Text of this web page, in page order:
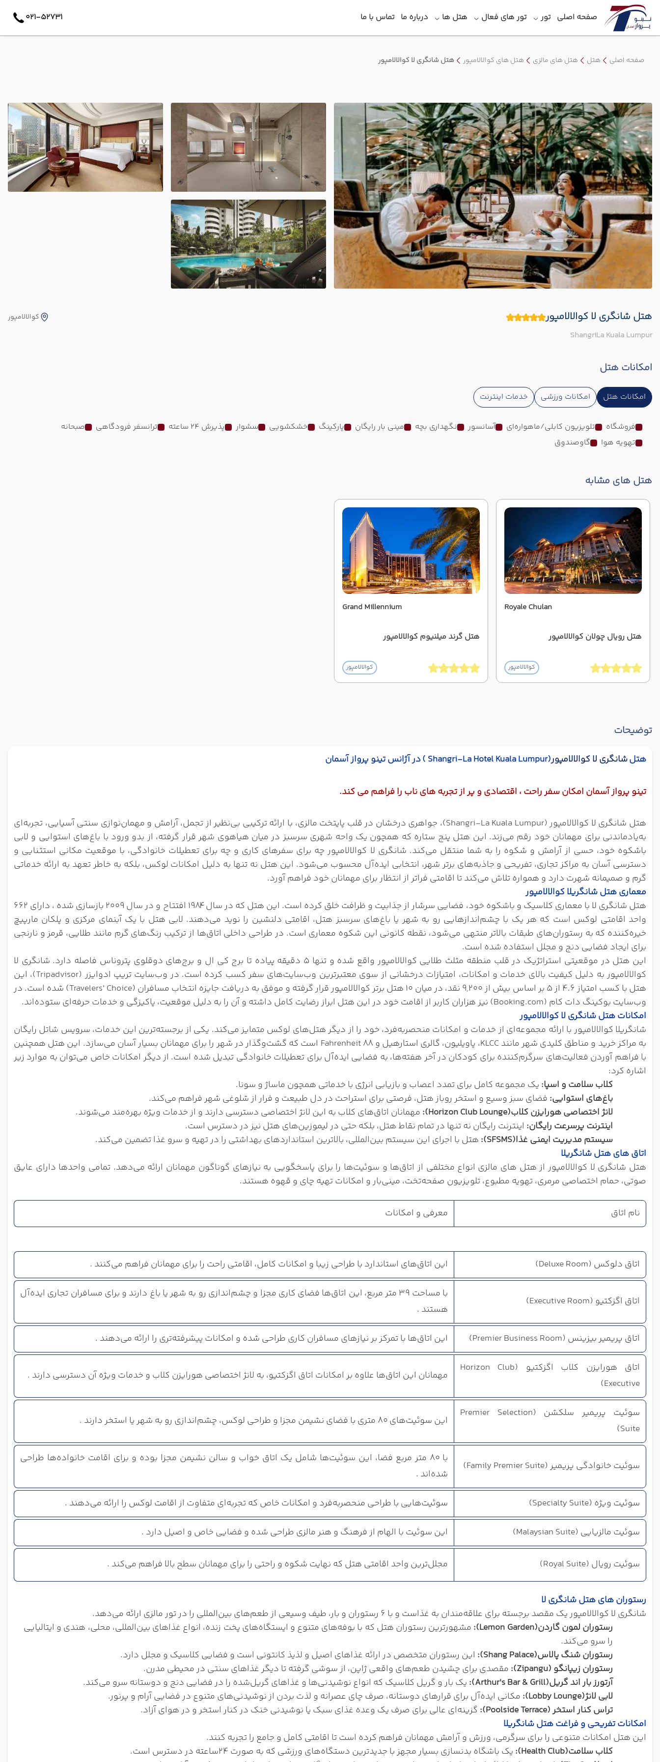
صفحه اصلی تور تور های فعال هتل‎ ها درباره ما تماس با ما 021-52731
صفحه اصلی هتل هتل های مالزی هتل های کوالالامپور هتل شانگری لا کوالالامپور
هتل شانگری لا کوالالامپور
ShangriLa Kuala Lumpur
کوالالامپور
امکانات هتل
امکانات هتل امکانات ورزشی خدمات اینترنت
فروشگاه تلویزیون کابلی/ماهواره‌ای آسانسور نگهداری بچه مینی بار رایگان پارکینگ خشکشویی سشوار پذیرش 24 ساعته ترانسفر فرودگاهی
صبحانه
تهویه هوا
گاوصندوق
هتل های مشابه
Royale Chulan
هتل رویال چولان کوالالامپور
کوالالامپور
Grand Millennium
هتل گرند میلنیوم کوالالامپور
کوالالامپور
توضیحات
هتلشانگری لا کوالالامپور(
( Shangri-La Hotel Kuala Lumpurدر آژانس تینو پرواز آسمان
تینو پرواز آسمان امکان سفر راحت ، اقتصادی و پر از تجربه های ناب را فراهم می کند.
هتل شانگری لا کوالالامپور (Shangri-La Kuala Lumpur)، جواهری درخشان در قلب پایتخت مالزی، با ارائه ترکیبی بی‌نظیر از تجمل، آرامش و مهمان‌نوازی سنتی آسیایی، تجربه‌ای
به‌یادماندنی برای مهمانان خود رقم می‌زند. این هتل پنج ستاره که همچون یک واحه شهری سرسبز در میان هیاهوی شهر قرار گرفته، از بدو ورود با باغ‌های استوایی و لابی
باشکوه خود، حسی از آرامش و شکوه را به شما منتقل می‌کند. شانگری لا کوالالامپور چه برای سفرهای کاری و چه برای تعطیلات خانوادگی، با موقعیت مکانی استثنایی و
دسترسی آسان به مراکز تجاری، تفریحی و جاذبه‌های برتر شهر، انتخابی ایده‌آل محسوب می‌شود. این هتل نه تنها به دلیل امکانات لوکس، بلکه به خاطر تعهد به ارائه خدماتی
گرم و صمیمانه شهرت دارد و همواره تلاش می‌کند تا اقامتی فراتر از انتظار برای مهمانان خود فراهم آورد.
معماری هتل شانگریلا کوالالامپور
هتل شانگری لا با معماری کلاسیک و باشکوه خود، فضایی سرشار از جذابیت و ظرافت خلق کرده است. این هتل که در سال ۱۹۸۴ افتتاح و در سال ۲۰۰۹ بازسازی شده ، دارای ۶۶۲
واحد اقامتی لوکس است که هر یک با چشم‌اندازهایی رو به شهر یا باغ‌های سرسبز هتل، اقامتی دلنشین را نوید می‌دهند. لابی هتل با یک آبنمای مرکزی و پلکان مارپیچ
خیره‌کننده که به رستوران‌های طبقات بالاتر منتهی می‌شود، نقطه کانونی این شکوه معماری است. در طراحی داخلی اتاق‌ها از ترکیب رنگ‌های گرم مانند طلایی، قرمز و نارنجی
برای ایجاد فضایی دنج و مجلل استفاده شده است.
این هتل در موقعیتی استراتژیک در قلب منطقه مثلث طلایی کوالالامپور واقع شده و تنها ۵ دقیقه پیاده تا برج کی ال و برج‌های دوقلوی پتروناس فاصله دارد. شانگری لا
کوالالامپور به دلیل کیفیت بالای خدمات و امکانات، امتیازات درخشانی از سوی معتبرترین وب‌سایت‌های سفر کسب کرده است. در وب‌سایت تریپ ادوایزر (Tripadvisor)، این
هتل با کسب امتیاز ۴.۶ از ۵ بر اساس بیش از ۹,۲۰۰ نقد، در میان ۱۰ هتل برتر کوالالامپور قرار گرفته و موفق به دریافت جایزه انتخاب مسافران (Travelers' Choice) شده است. در
وب‌سایت بوکینگ دات کام (Booking.com) نیز هزاران کاربر از اقامت خود در این هتل ابراز رضایت کامل داشته و آن را به دلیل موقعیت، پاکیزگی و خدمات حرفه‌ای ستوده‌اند.
امکانات هتل شانگری لا کوالالامپور
شانگریلا کوالالامپور با ارائه مجموعه‌ای از خدمات و امکانات منحصربه‌فرد، خود را از دیگر هتل‌های لوکس متمایز می‌کند. یکی از برجسته‌ترین این خدمات، سرویس شاتل رایگان
به مراکز خرید و مناطق کلیدی شهر مانند KLCC، پاویلیون، گالری استارهیل و Fahrenheit 88 است که گشت‌وگذار در شهر را برای مهمانان بسیار آسان می‌سازد. این هتل همچنین
با فراهم آوردن فعالیت‌های سرگرم‌کننده برای کودکان در آخر هفته‌ها، به فضایی ایده‌آل برای تعطیلات خانوادگی تبدیل شده است. از دیگر امکانات خاص می‌توان به موارد زیر
اشاره کرد:
کلاب سلامت و اسپا: یک مجموعه کامل برای تمدد اعصاب و بازیابی انرژی با خدماتی همچون ماساژ و سونا.
باغ‌های استوایی: فضای سبز وسیع و استخر روباز هتل، فرصتی برای استراحت در دل طبیعت و فرار از شلوغی شهر فراهم می‌کند.
لانژ اختصاصی هورایزن کلاب(Horizon Club Lounge):
مهمانان اتاق‌های کلاب به این لانژ اختصاصی دسترسی دارند و از خدمات ویژه بهره‌مند می‌شوند.
اینترنت پرسرعت رایگان: اینترنت رایگان نه تنها در تمام نقاط هتل، بلکه حتی در لیموزین‌های هتل نیز در دسترس است.
سیستم مدیریت ایمنی غذا(SFSMS):
هتل با اجرای این سیستم بین‌المللی، بالاترین استانداردهای بهداشتی را در تهیه و سرو غذا تضمین می‌کند.
اتاق های هتل شانگریلا
هتل شانگری لا کوالالامپور از هتل های مالزی انواع مختلفی از اتاق‌ها و سوئیت‌ها را برای پاسخگویی به نیازهای گوناگون مهمانان ارائه می‌دهد. تمامی واحدها دارای عایق
صوتی، حمام اختصاصی مرمری، تهویه مطبوع، تلویزیون صفحه‌تخت، مینی‌بار و امکانات تهیه چای و قهوه هستند.
نام اتاق معرفی و امکانات
اتاق دلوکس (Deluxe Room) این اتاق‌های استاندارد با طراحی زیبا و امکانات کامل، اقامتی راحت را برای مهمانان فراهم می‌کنند .
اتاق اگزکتیو (Executive Room)
با مساحت ۳۹ متر مربع، این اتاق‌ها فضای کاری مجزا و چشم‌اندازی رو به شهر یا باغ دارند و برای مسافران تجاری ایده‌آل
هستند .
اتاق پریمیر بیزینس (Premier Business Room) این اتاق‌ها با تمرکز بر نیازهای مسافران کاری طراحی شده و امکانات پیشرفته‌تری را ارائه می‌دهند .
اتاق هورایزن کلاب اگزکتیو (Horizon Club
Executive)
مهمانان این اتاق‌ها علاوه بر امکانات اتاق اگزکتیو، به لانژ اختصاصی هورایزن کلاب و خدمات ویژه آن دسترسی دارند .
سوئیت پریمیر سلکشن (Premier Selection
Suite)
این سوئیت‌های ۸۰ متری با فضای نشیمن مجزا و طراحی لوکس، چشم‌اندازی رو به شهر یا استخر دارند .
سوئیت خانوادگی پریمیر (Family Premier Suite)
با ۸۰ متر مربع فضا، این سوئیت‌ها شامل یک اتاق خواب و سالن نشیمن مجزا بوده و برای اقامت خانواده‌ها طراحی
شده‌اند .
سوئیت ویژه (Specialty Suite) سوئیت‌هایی با طراحی منحصربه‌فرد و امکانات خاص که تجربه‌ای متفاوت از اقامت لوکس را ارائه می‌دهند .
سوئیت مالزیایی (Malaysian Suite) این سوئیت با الهام از فرهنگ و هنر مالزی طراحی شده و فضایی خاص و اصیل دارد .
سوئیت رویال (Royal Suite) مجلل‌ترین واحد اقامتی هتل که نهایت شکوه و راحتی را برای مهمانان سطح بالا فراهم می‌کند .
رستوران‌ های هتل شانگری لا
شانگری لا کوالالامپور یک مقصد برجسته برای علاقه‌مندان به غذاست و با ۶ رستوران و بار، طیف وسیعی از طعم‌های بین‌المللی را در تور مالزی ارائه می‌دهد.
رستوران لمون گاردن(Lemon Garden):
مشهورترین رستوران هتل که با بوفه‌های متنوع و ایستگاه‌های پخت زنده، انواع غذاهای بین‌المللی، محلی، هندی و ایتالیایی
را سرو می‌کند.
رستوران شنگ پالاس(Shang Palace):
این رستوران متخصص در ارائه غذاهای اصیل و لذیذ کانتونی است و فضایی کلاسیک و مجلل دارد.
رستوران زیپانگو (Zipangu
): مقصدی برای چشیدن طعم‌های واقعی ژاپن، از سوشی گرفته تا دیگر غذاهای سنتی در محیطی مدرن.
آرتورز بار اند گریل(Arthur's Bar & Grill):
یک بار و گریل کلاسیک که انواع نوشیدنی‌ها و غذاهای گریل‌شده را در فضایی دنج و دوستانه سرو می‌کند.
لابی لانژ(Lobby Lounge):
مکانی ایده‌آل برای قرارهای دوستانه، صرف چای عصرانه و لذت بردن از نوشیدنی‌های متنوع در فضایی آرام و پرنور.
تراس کنار استخر (Poolside Terrace
): گزینه‌ای عالی برای صرف یک وعده غذای سبک یا نوشیدنی خنک در کنار استخر و در هوای آزاد.
امکانات تفریحی و فراغت هتل شانگریلا
این هتل امکانات متنوعی را برای سرگرمی، ورزش و آرامش مهمانان فراهم کرده است تا اقامتی کامل و جامع را تجربه کنند.
کلاب سلامت(Health Club):
یک باشگاه بدنسازی بسیار مجهز با جدیدترین دستگاه‌های ورزشی که به صورت ۲۴ساعته در دسترس است.